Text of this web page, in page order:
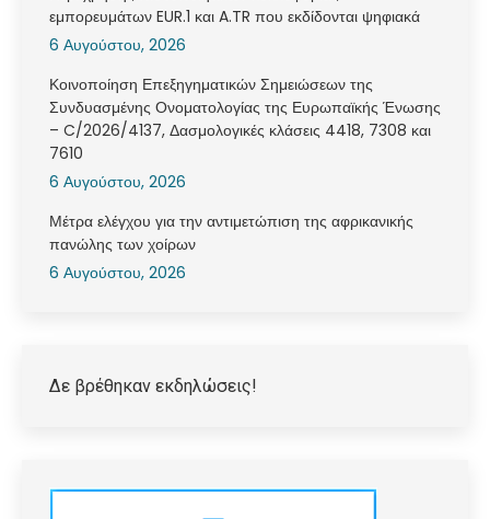
εμπορευμάτων EUR.1 και A.TR που εκδίδονται ψηφιακά
6 Αυγούστου, 2026
Κοινοποίηση Επεξηγηματικών Σημειώσεων της
Συνδυασμένης Ονοματολογίας της Ευρωπαϊκής Ένωσης
– C/2026/4137, Δασμολογικές κλάσεις 4418, 7308 και
7610
6 Αυγούστου, 2026
Μέτρα ελέγχου για την αντιμετώπιση της αφρικανικής
πανώλης των χοίρων
6 Αυγούστου, 2026
Δε βρέθηκαν εκδηλώσεις!